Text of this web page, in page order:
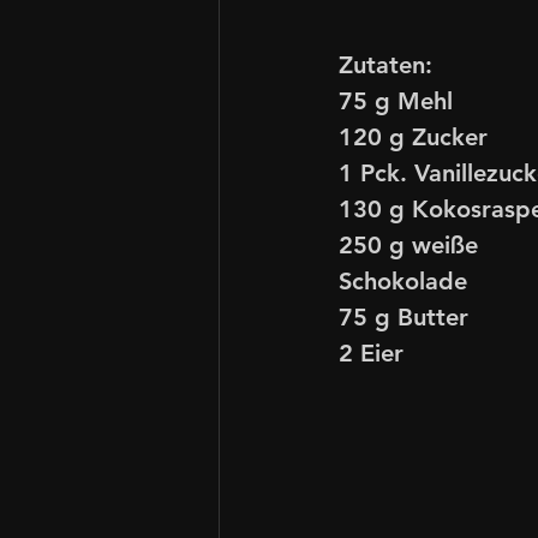
Zutaten:
75 g Mehl
120 g Zucker
1 Pck.
130 g
250 g weiße
Schokolade
75 g Butter
2 Eier